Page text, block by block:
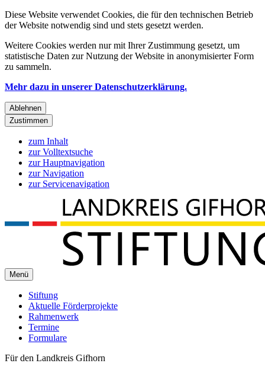
Diese Website verwendet Cookies, die für den technischen Betrieb
der Website notwendig sind und stets gesetzt werden.
Weitere Cookies werden nur mit Ihrer Zustimmung gesetzt, um
statistische Daten zur Nutzung der Website in anonymisierter Form
zu sammeln.
Mehr dazu in unserer Datenschutzerklärung.
Ablehnen
Zustimmen
zum Inhalt
zur Volltextsuche
zur Hauptnavigation
zur Navigation
zur Servicenavigation
Menü
Stiftung
Aktuelle Förderprojekte
Rahmenwerk
Termine
Formulare
Für den Landkreis Gifhorn